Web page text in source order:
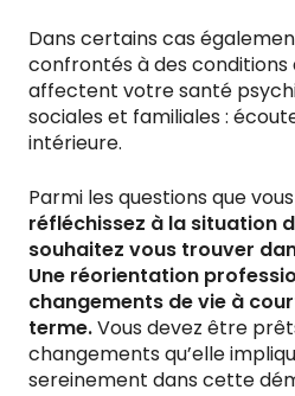
Dans certains cas
confrontés à des conditions
affectent votre santé
sociales et familiales :
intérieure.
Parmi les questions que
réfléchissez à la situation
souhaitez vous trouver
Une réorientation
changements de vie à
terme.Vous devez être
changements qu’elle
sereinement dans cette